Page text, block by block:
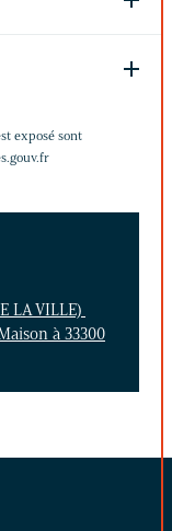
exposé sont
LA VILLE)
à 33300